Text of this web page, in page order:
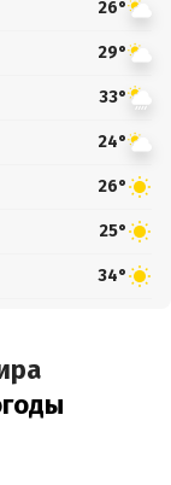
26°
29°
33°
24°
26°
25°
34°